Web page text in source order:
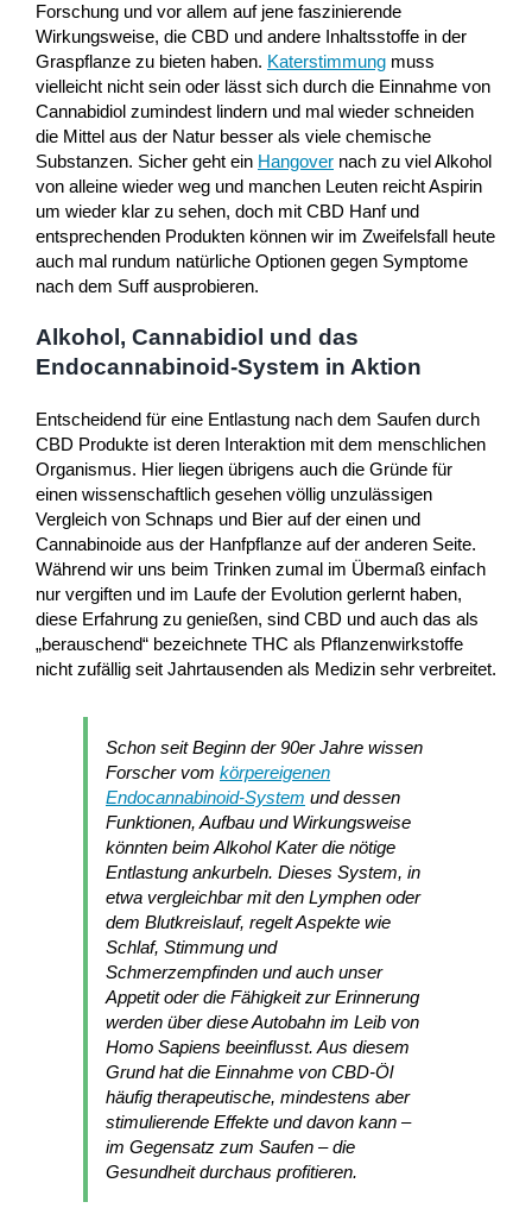
Forschung und vor allem auf jene faszinierende
Wirkungsweise, die CBD und andere Inhaltsstoffe in der
Graspflanze zu bieten haben. Katerstimmungmuss
vielleicht nicht sein oder lässt sich durch die Einnahme von
Cannabidiol zumindest lindern und mal wieder schneiden
die Mittel aus der Natur besser als viele chemische
Substanzen. Sicher geht ein Hangovernach zu viel Alkohol
von alleine wieder weg und manchen Leuten reicht Aspirin
um wieder klar zu sehen, doch mit CBD Hanf und
entsprechenden Produkten können wir im Zweifelsfall heute
auch mal rundum natürliche Optionen gegen Symptome
nach dem Suff ausprobieren.
Alkohol, Cannabidiol und das
Endocannabinoid-System in Aktion
Entscheidend für eine Entlastung nach dem Saufen durch
CBD Produkte ist deren Interaktion mit dem menschlichen
Organismus. Hier liegen übrigens auch die Gründe für
einen wissenschaftlich gesehen völlig unzulässigen
Vergleich von Schnaps und Bier auf der einen und
Cannabinoide aus der Hanfpflanze auf der anderen Seite.
Während wir uns beim Trinken zumal im Übermaß einfach
nur vergiften und im Laufe der Evolution gerlernt haben,
diese Erfahrung zu genießen, sind CBD und auch das als
„berauschend“ bezeichnete THC als Pflanzenwirkstoffe
nicht zufällig seit Jahrtausenden als Medizin sehr verbreitet.
Schon seit Beginn der 90er Jahre wissen
Forscher vom körpereigenen
Endocannabinoid-System und dessen
Funktionen, Aufbau und Wirkungsweise
könnten beim Alkohol Kater die nötige
Entlastung ankurbeln. Dieses System, in
etwa vergleichbar mit den Lymphen oder
dem Blutkreislauf, regelt Aspekte wie
Schlaf, Stimmung und
Schmerzempfinden und auch unser
Appetit oder die Fähigkeit zur Erinnerung
werden über diese Autobahn im Leib von
Homo Sapiens beeinflusst. Aus diesem
Grund hat die Einnahme von CBD-Öl
häufig therapeutische, mindestens aber
stimulierende Effekte und davon kann –
im Gegensatz zum Saufen – die
Gesundheit durchaus profitieren.